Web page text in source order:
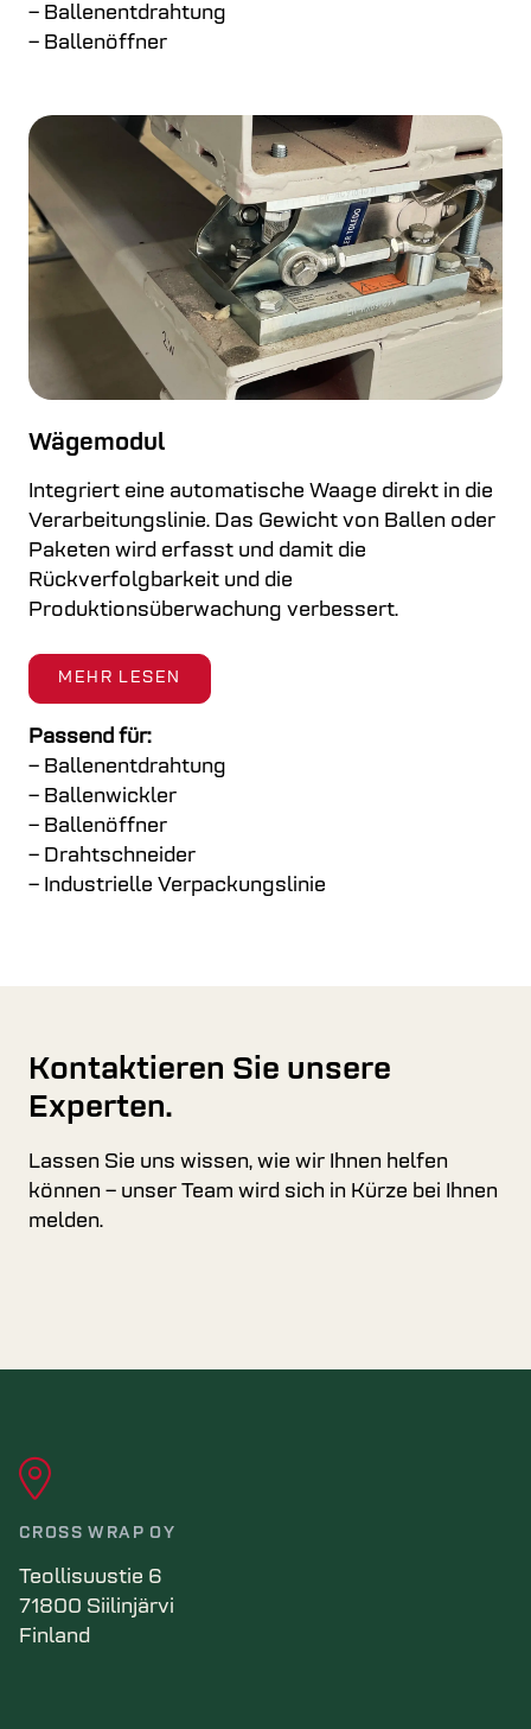
– Ballenentdrahtung
– Ballenöffner
Wägemodul
Integriert eine automatische Waage direkt in die
Verarbeitungslinie. Das Gewicht von Ballen oder
Paketen wird erfasst und damit die
Rückverfolgbarkeit und die
Produktionsüberwachung verbessert.
MEHR LESEN
Passend für:
– Ballenentdrahtung
– Ballenwickler
– Ballenöffner
– Drahtschneider
– Industrielle Verpackungslinie
Kontaktieren Sie unsere
Experten.
Lassen Sie uns wissen, wie wir Ihnen helfen
können – unser Team wird sich in Kürze bei Ihnen
melden.
CROSS WRAP OY
Teollisuustie 6
71800 Siilinjärvi
Finland